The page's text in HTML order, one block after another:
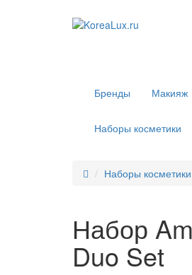
Бренды Макияж
Наборы косметики
Наборы косметики
Набор
Duo Set